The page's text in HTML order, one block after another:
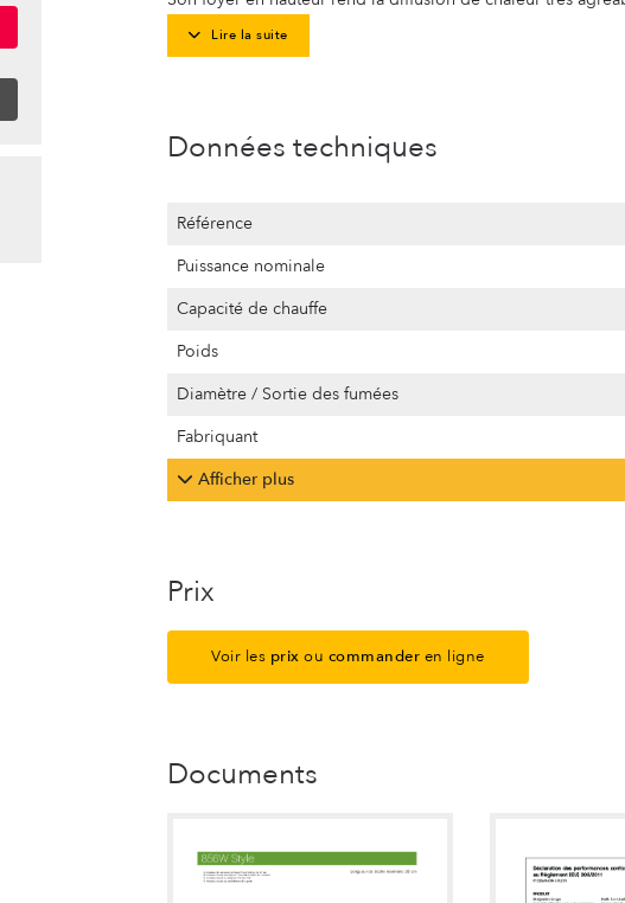
Lire la suite
Données techniques
Référence
Puissance nominale
Capacité de chauffe
Poids
Diamètre / Sortie des fumées
Fabriquant
Afficher plus
Prix
Voir les prix ou commander en ligne
Documents